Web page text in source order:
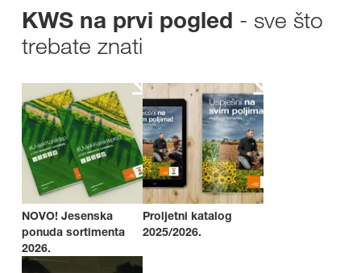
KWS na prvi pogled - sve što
trebate znati
NOVO! Jesenska
ponuda sortimenta
2026.
Proljetni katalog
2025/2026.